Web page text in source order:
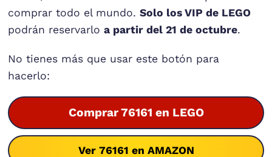
comprar todo el mundo.Solo los VIP de LEGO
podrán reservarloa partir del 21 de octubre.
No tienes más que usar este botón para
hacerlo:
Comprar 76161 en LEGO
Ver 76161 en AMAZON